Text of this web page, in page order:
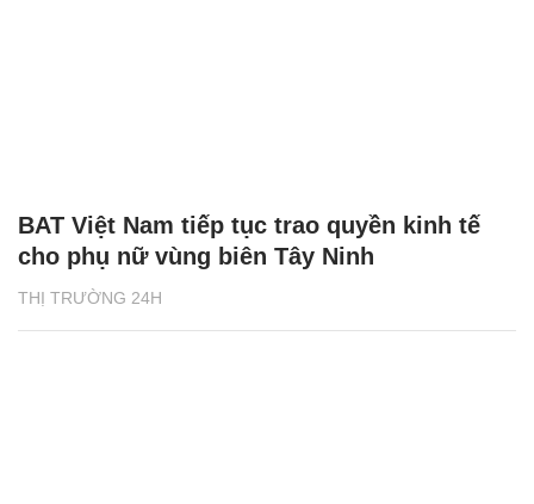
THỊ TRƯỜNG 24H
BAT Việt Nam tiếp tục trao quyền kinh tế
cho phụ nữ vùng biên Tây Ninh